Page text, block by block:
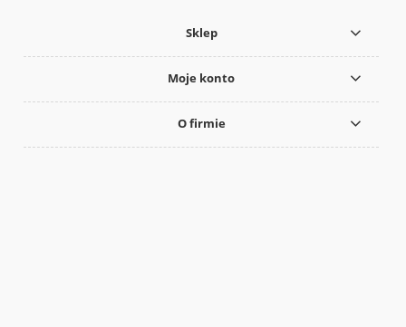
Sklep
Moje konto
O firmie